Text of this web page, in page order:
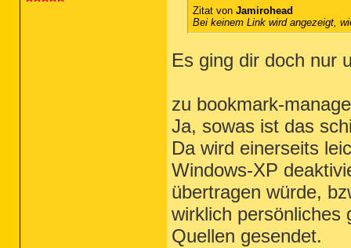
Zitat von Jamirohead
Bei keinem Link wird angezeigt,
Es ging dir doch nur
zu bookmark-
Ja, sowas ist das
Da wird einerseits
Windows-XP
übertragen würde,
wirklich persönliches
Quellen gesendet.